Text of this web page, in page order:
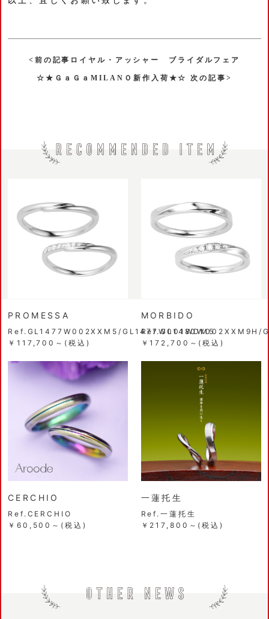
<前の記事ロイヤル・アッシャー ブライダルフェア
☆★ＧａＧａMILANＯ新作入荷★☆ 次の記事>
PROMESSA
Ref.GL1477W002XXM5/GL1477W001WDM5
￥117,700～(税込)
MORBIDO
Ref.GL1480W002XXM9H/
￥172,700～(税込)
CERCHIO
Ref.CERCHIO
￥60,500～(税込)
一蓮托生
Ref.一蓮托生
￥217,800～(税込)